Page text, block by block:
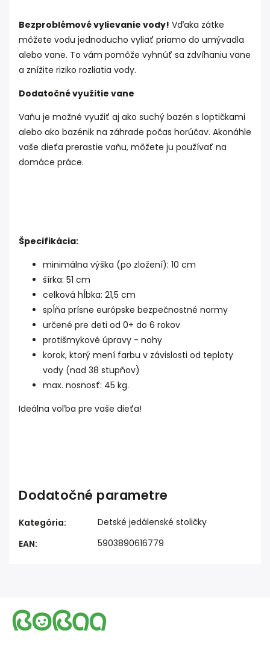
Bezproblémové vylievanie vody! Vďaka zátke
môžete vodu jednoducho vyliať priamo do umývadla
alebo vane. To vám pomôže vyhnúť sa zdvíhaniu vane
a znížite riziko rozliatia vody.
Dodatočné využitie vane
Vaňu je možné využiť aj ako suchý bazén s loptičkami
alebo ako bazénik na záhrade počas horúčav. Akonáhle
vaše dieťa prerastie vaňu, môžete ju používať na
domáce práce.
Špecifikácia:
minimálna výška (po zložení): 10 cm
šírka: 51 cm
celková hĺbka: 21,5 cm
spĺňa prísne európske bezpečnostné normy
určené pre deti od 0+ do 6 rokov
protišmykové úpravy - nohy
korok, ktorý mení farbu v závislosti od teploty
vody (nad 38 stupňov)
max. nosnosť: 45 kg.
Ideálna voľba pre vaše dieťa!
Dodatočné parametre
Kategória:
Detské jedálenské stoličky
EAN: 5903890616779